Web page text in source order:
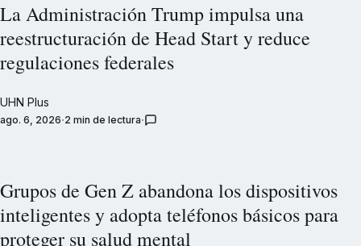
La Administración Trump impulsa una
reestructuración de Head Start y reduce
regulaciones federales
UHN Plus
ago. 6, 2026 2 min de lectura
Grupos de Gen Z abandona los dispositivos
inteligentes y adopta teléfonos básicos para
proteger su salud mental